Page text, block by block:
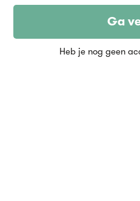
Ga
Heb je nog geen